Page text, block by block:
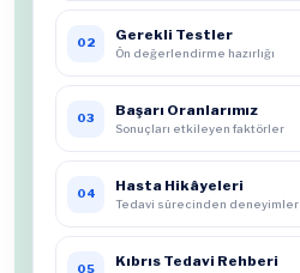
02 Gerekli Testler
Ön değerlendirme hazırlığı
03 Başarı Oranlarımız
Sonuçları etkileyen faktörler
04 Hasta Hikâyeleri
Tedavi sürecinden deneyimler
05 Kıbrıs Tedavi Rehberi